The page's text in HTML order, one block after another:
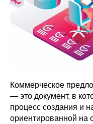
Коммерческое
— это документ, в
процесс создания и
ориентированной на